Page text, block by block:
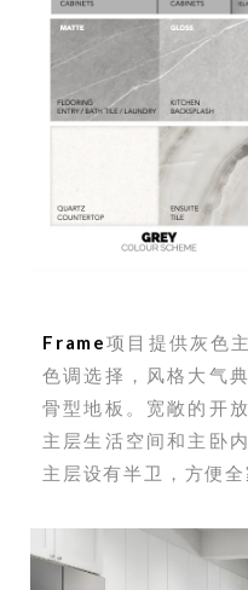
Frame项目提供灰色
色调选择，风格大气
骨型地板。宽敞的开
主层生活空间和主卧
主层设有半卫，方便全